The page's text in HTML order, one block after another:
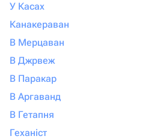
У Касах
Канакераван
В Мерцаван
В Джрвеж
В Паракар
В Аргаванд
В Гетапня
Геханіст